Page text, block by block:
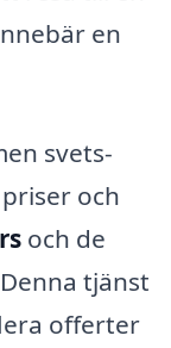
en
svets-
och
och de
tjänst
offerter